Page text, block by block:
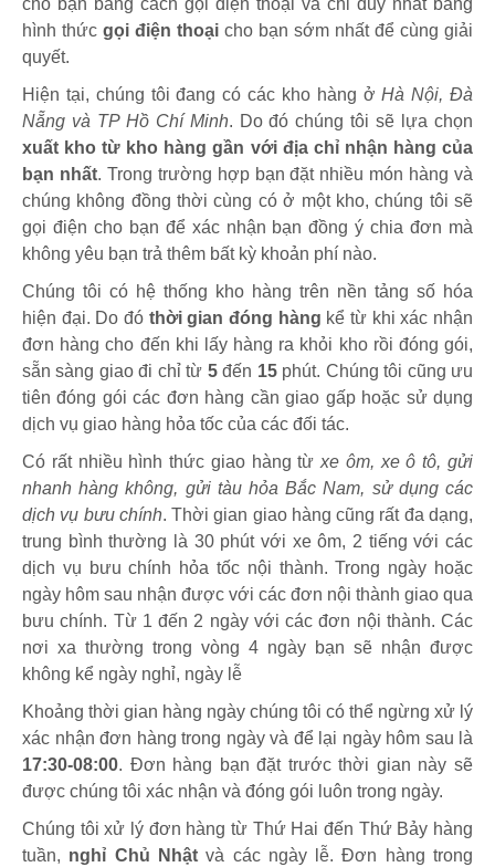
cho bạn bằng cách gọi điện thoại và chỉ duy nhất bằng
hình thức gọi điện thoại cho bạn sớm nhất để cùng giải
quyết.
Hiện tại, chúng tôi đang có các kho hàng ởHà Nội, Đà
Nẵng và TP Hồ Chí Minh. Do đó chúng tôi sẽ lựa chọn
xuất kho từ kho hàng gần với địa chỉ nhận hàng của
bạn nhất. Trong trường hợp bạn đặt nhiều món hàng và
chúng không đồng thời cùng có ở một kho, chúng tôi sẽ
gọi điện cho bạn để xác nhận bạn đồng ý chia đơn mà
không yêu bạn trả thêm bất kỳ khoản phí nào.
Chúng tôi có hệ thống kho hàng trên nền tảng số hóa
hiện đại. Do đó thời gian đóng hàng kể từ khi xác nhận
đơn hàng cho đến khi lấy hàng ra khỏi kho rồi đóng gói,
sẵn sàng giao đi chỉ từ 5đến 15 phút. Chúng tôi cũng ưu
tiên đóng gói các đơn hàng cần giao gấp hoặc sử dụng
dịch vụ giao hàng hỏa tốc của các đối tác.
Có rất nhiều hình thức giao hàng từxe ôm, xe ô tô, gửi
nhanh hàng không, gửi tàu hỏa Bắc Nam, sử dụng các
dịch vụ bưu chính. Thời gian giao hàng cũng rất đa dạng,
trung bình thường là 30 phút với xe ôm, 2 tiếng với các
dịch vụ bưu chính hỏa tốc nội thành. Trong ngày hoặc
ngày hôm sau nhận được với các đơn nội thành giao qua
bưu chính. Từ 1 đến 2 ngày với các đơn nội thành. Các
nơi xa thường trong vòng 4 ngày bạn sẽ nhận được
không kể ngày nghỉ, ngày lễ
Khoảng thời gian hàng ngày chúng tôi có thể ngừng xử lý
xác nhận đơn hàng trong ngày và để lại ngày hôm sau là
17:30-08:00. Đơn hàng bạn đặt trước thời gian này sẽ
được chúng tôi xác nhận và đóng gói luôn trong ngày.
Chúng tôi xử lý đơn hàng từ Thứ Hai đến Thứ Bảy hàng
tuần, nghỉ Chủ Nhậtvà các ngày lễ. Đơn hàng trong